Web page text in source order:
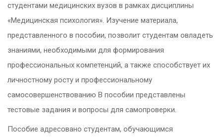
студентами медицинских вузов в рамках дисциплины
«Медицинская психология». Изучение материала,
представленного в пособии, позволит студентам овладеть
знаниями, необходимыми для формирования
профессиональных компетенций, а также способствует их
личностному росту и профессиональному
самосовершенствованию В пособии представлены
тестовые задания и вопросы для самопроверки.
Пособие адресовано студентам, обучающимся